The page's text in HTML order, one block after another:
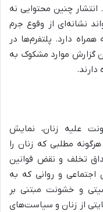
انتشار چنین محتوایی نه
نشانه‌ای از وقوع جرم
دارد. پلتفرم‌ها در
گزارش موارد مشکوک به
علیه زنان، نمایش
مطلبی که زنان را
تخلف و نقض قوانین
و روانی که به
و خشونت مبتنی بر
از زنان و سیاست‌های